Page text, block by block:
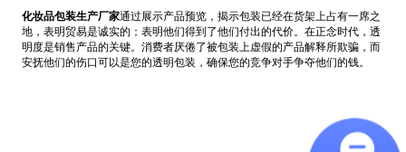
化妆品包装生产厂家通过展示产品预览，揭示包装已经在货架上占有一席之
地，表明贸易是诚实的；表明他们得到了他们付出的代价。在正念时代，透
明度是销售产品的关键。消费者厌倦了被包装上虚假的产品解释所欺骗，而
安抚他们的伤口可以是您的透明包装，确保您的竞争对手争夺他们的钱。